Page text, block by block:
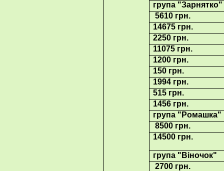
група "Зарнятко"
5610 грн.
14675 грн.
2250 грн.
11075 грн.
1200 грн.
150 грн.
1994 грн.
515 грн.
1456 грн.
група
8500 грн.
14500 грн.
група "Віночок"
2700 грн.